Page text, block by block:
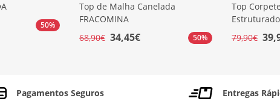
50%
Top de Malha Canelada
FRACOMINA
68,90€ 34,45€ 50%
Top
Estruturado
79,90€
Pagamentos Seguros Entregas